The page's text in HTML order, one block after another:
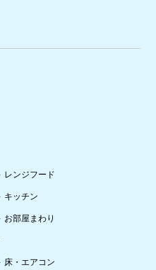
レンジフード
キッチン
お部屋まわり
床・エアコン